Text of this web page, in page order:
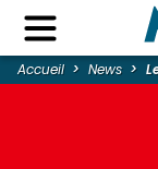
Accueil News